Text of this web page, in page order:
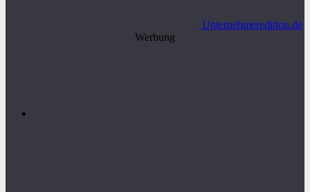
Unternehmeredition.de
Werbung